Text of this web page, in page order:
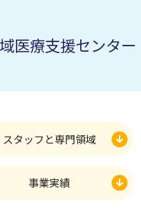
謝・内分泌内科
泌外科
母子医療センター
教育研究センター
ンター
援センター
修
開設・承認等
B
療機関及び保険医療養担
医療支援センター
スタッフと専門領域
事業実績